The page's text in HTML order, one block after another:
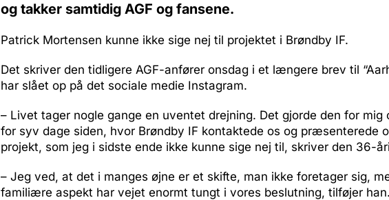
og takker samtidig AGF og fansene.
Patrick Mortensen kunne ikke sige nej til projektet i Brøndby IF.
Det skriver den tidligere AGF-anfører onsdag i et længere brev til
har slået op på det sociale medie Instagram.
– Livet tager nogle gange en uventet drejning. Det gjorde den for mig
for syv dage siden, hvor Brøndby IF kontaktede os og præsenterede
projekt, som jeg i sidste ende ikke kunne sige nej til, skriver den 36-
– Jeg ved, at det i manges øjne er et skifte, man ikke foretager sig,
familiære aspekt har vejet enormt tungt i vores beslutning, tilføjer han.